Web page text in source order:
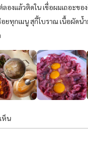
องแล้วติดใน เขื่อผมเถอะขอ
ทุกเมนู สุกี้โบราณ เนื้อผัดน้
ห็น